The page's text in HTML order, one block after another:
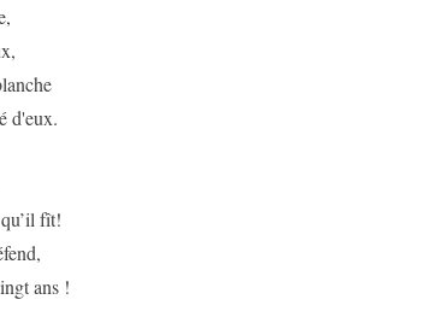
d'eux.
fît!
ans !